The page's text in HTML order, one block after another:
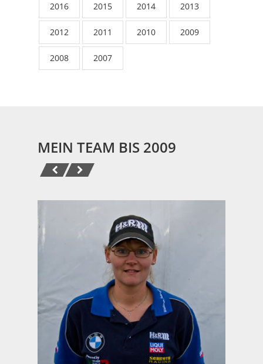
2016 2015 2014 2013
2012 2011 2010 2009
2008 2007
MEIN TEAM BIS 2009